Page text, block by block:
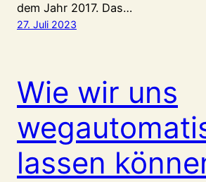
dem Jahr 2017. Das…
27. Juli 2023
Wie wir uns
lassen